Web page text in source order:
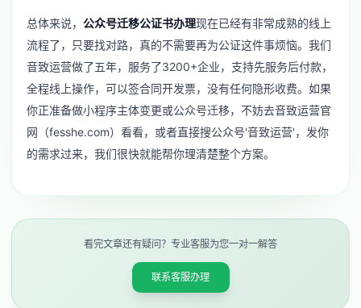
总体来说， 公众号迁移公证书办理现在已经有非常成熟的线上
流程了，只要找对路，真的不需要再为公证这件事烦恼。我们
音致运营做了五年，服务了3200+企业，支持先服务后付款，
全程线上操作，可以签合同开发票，没有任何隐形收费。如果
你正准备做小程序主体变更或公众号迁移，不妨去音致运营官
网（fesshe.com）看看，或者直接搜公众号'音致运营'，发你
的需求过来，我们很快就能帮你理清楚整个方案。
看完文章还有疑问？专业客服为您一对一解答
联系客服办理